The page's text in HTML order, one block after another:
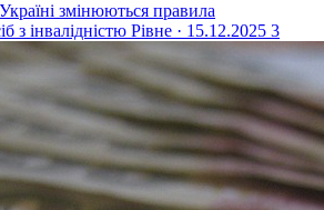
змінюються правила
з інвалідністю Рівне · 15.12.2025 3